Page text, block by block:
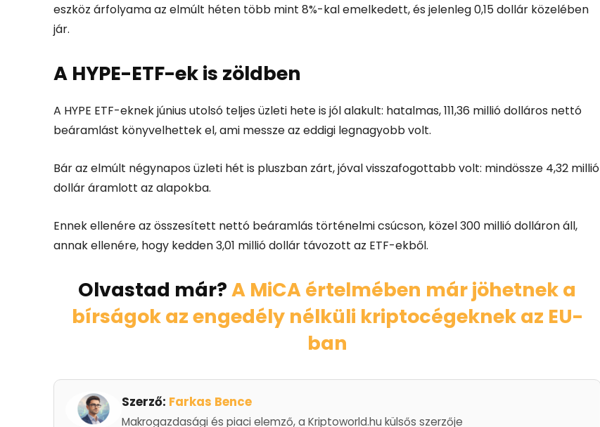
eszköz árfolyama az elmúlt héten több mint 8%-kal emelkedett, és jelenleg 0,15 dollár közelében
jár.
A HYPE-ETF-ek is zöldben
A HYPE ETF-eknek június utolsó teljes üzleti hete is jól alakult: hatalmas, 111,36 millió dolláros nettó
beáramlást könyvelhettek el, ami messze az eddigi legnagyobb volt.
Bár az elmúlt négynapos üzleti hét is pluszban zárt, jóval visszafogottabb volt: mindössze 4,32 millió
dollár áramlott az alapokba.
Ennek ellenére az összesített nettó beáramlás történelmi csúcson, közel 300 millió dolláron áll,
annak ellenére, hogy kedden 3,01 millió dollár távozott az ETF-ekből.
Olvastad már?A MiCA értelmében már jöhetnek a
bírságok az engedély nélküli kriptocégeknek az EU-
ban
Szerző: Farkas Bence
Makrogazdasági és piaci elemző, a Kriptoworld.hu külsős szerzője